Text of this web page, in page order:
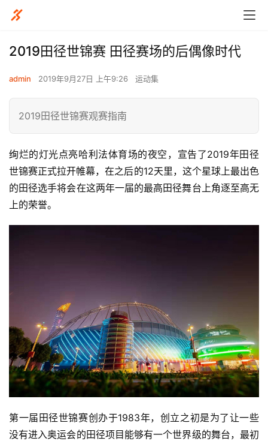
2019田径世锦赛 田径赛场的后偶像时代
admin 2019年9月27日 上午9:26 运动集
2019田径世锦赛观赛指南
绚烂的灯光点亮哈利法体育场的夜空，宣告了2019年田径
世锦赛正式拉开帷幕，在之后的12天里，这个星球上最出色
的田径选手将会在这两年一届的最高田径舞台上角逐至高无
上的荣誉。
第一届田径世锦赛创办于1983年，创立之初是为了让一些
没有进入奥运会的田径项目能够有一个世界级的舞台，最初